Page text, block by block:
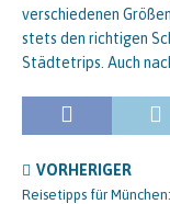
verschiedenen
stets den richtigen
Städtetrips. Auch
VORHERIGER
Reisetipps für